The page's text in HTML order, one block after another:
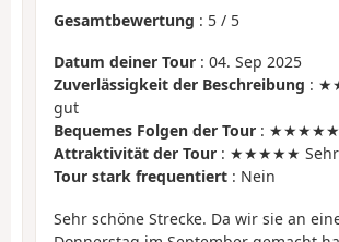
Gesamtbewertung : 5 / 5
Datum deiner Tour : 04. Sep 2025
Zuverlässigkeit der Beschreibung :
gut
Bequemes Folgen der Tour : ★★★★★
Attraktivität der Tour : ★★★★★
Tour stark frequentiert : Nein
Sehr schöne Strecke. Da wir sie an